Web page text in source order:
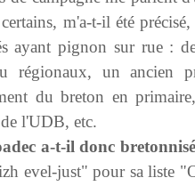
m'a-t-il été
ayant pignon sur rue :
régionaux, un ancien
du breton en
l'UDB, etc.
a-t-il donc bretonnisé
evel-just" pour sa liste